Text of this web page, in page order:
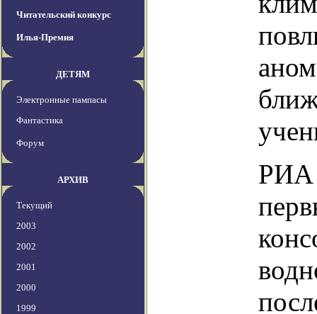
Читательский конкурс
Илья-Премия
ДЕТЯМ
Электронные пампасы
Фантастика
Форум
АРХИВ
Текущий
2003
2002
2001
2000
1999
РИА